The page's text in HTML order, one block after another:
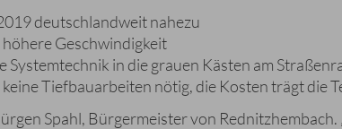
deutschlandweit nahezu
Geschwindigkeit
Systemtechnik in die grauen Kästen am
Tiefbauarbeiten nötig, die Kosten trägt die
Spahl, Bürgermeister von